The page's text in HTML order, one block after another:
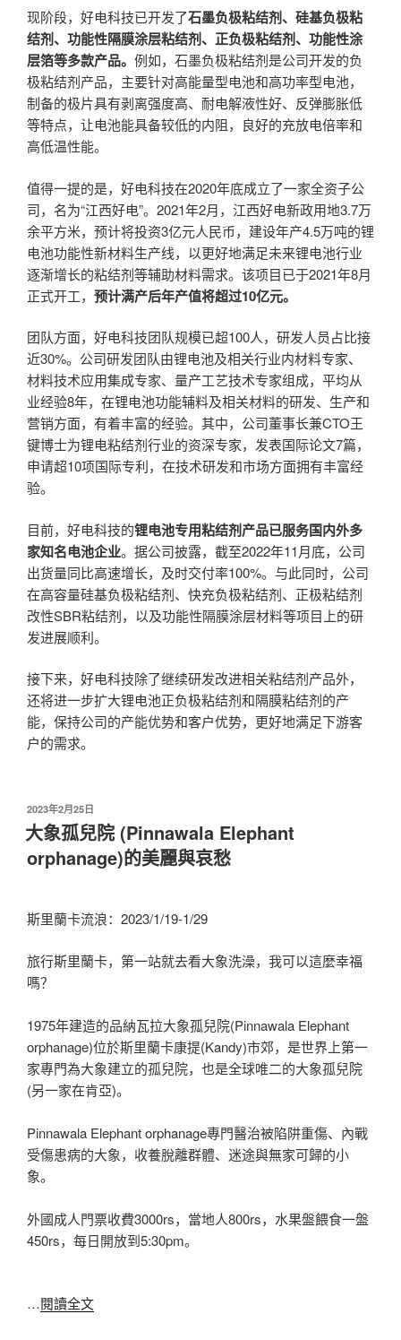
现阶段，好电科技已开发了石墨负极粘结剂、硅基负极粘
结剂、功能性隔膜涂层粘结剂、正负极粘结剂、功能性涂
层箔等多款产品。 例如，石墨负极粘结剂是公司开发的负
极粘结剂产品，主要针对高能量型电池和高功率型电池，
制备的极片具有剥离强度高、耐电解液性好、反弹膨胀低
等特点，让电池能具备较低的内阻，良好的充放电倍率和
高低温性能。
值得一提的是，好电科技在2020年底成立了一家全资子公
司，名为“江西好电”。2021年2月，江西好电新政用地3.7万
余平方米，预计将投资3亿元人民币，建设年产4.5万吨的锂
电池功能性新材料生产线，以更好地满足未来锂电池行业
逐渐增长的粘结剂等辅助材料需求。该项目已于2021年8月
正式开工， 预计满产后年产值将超过10亿元。
团队方面，好电科技团队规模已超100人，研发人员占比接
近30%。公司研发团队由锂电池及相关行业内材料专家、
材料技术应用集成专家、量产工艺技术专家组成，平均从
业经验8年，在锂电池功能辅料及相关材料的研发、生产和
营销方面，有着丰富的经验。其中，公司董事长兼CTO王
键博士为锂电粘结剂行业的资深专家，发表国际论文7篇，
申请超10项国际专利，在技术研发和市场方面拥有丰富经
验。
目前，好电科技的锂电池专用粘结剂产品已服务国内外多
家知名电池企业。据公司披露，截至2022年11月底，公司
出货量同比高速增长，及时交付率100%。与此同时，公司
在高容量硅基负极粘结剂、快充负极粘结剂、正极粘结剂
改性SBR粘结剂，以及功能性隔膜涂层材料等项目上的研
发进展顺利。
接下来，好电科技除了继续研发改进相关粘结剂产品外，
还将进一步扩大锂电池正负极粘结剂和隔膜粘结剂的产
能，保持公司的产能优势和客户优势，更好地满足下游客
户的需求。
发
布
于
2023年2月25日
大象孤兒院 (Pinnawala Elephant
orphanage)的美麗與哀愁
斯里蘭卡流浪：2023/1/19-1/29
旅行斯里蘭卡，第一站就去看大象洗澡，我可以這麼幸福
嗎？
1975年建造的品納瓦拉大象孤兒院(Pinnawala Elephant
orphanage)位於斯里蘭卡康提(Kandy)市郊，是世界上第一
家專門為大象建立的孤兒院，也是全球唯二的大象孤兒院
(另一家在肯亞)。
Pinnawala Elephant orphanage專門醫治被陷阱重傷、內戰
受傷患病的大象，收養脫離群體、迷途與無家可歸的小
象。
外國成人門票收費3000rs，當地人800rs，水果盤餵食一盤
450rs，每日開放到5:30pm。
…閱讀全文